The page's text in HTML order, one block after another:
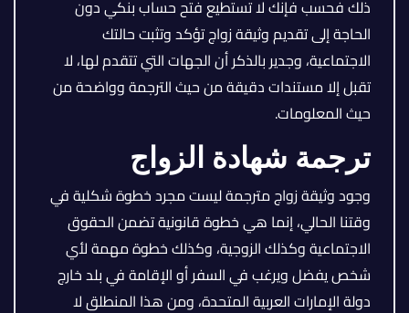
ذلك فحسب فإنك لا تستطيع فتح حساب بنكي دون
الحاجة إلى تقديم وثيقة زواج تؤكد وتثبت حالتك
الاجتماعية، وجدير بالذكر أن الجهات التي تتقدم لها، لا
تقبل إلا مستندات دقيقة من حيث الترجمة وواضحة من
حيث المعلومات.
ترجمة شهادة الزواج
وجود وثيقة زواج مترجمة ليست مجرد خطوة شكلية في
وقتنا الحالي، إنما هي خطوة قانونية تضمن الحقوق
الاجتماعية وكذلك الزوجية، وكذلك خطوة مهمة لأي
شخص يفضل ويرغب في السفر أو الإقامة في بلد خارج
دولة الإمارات العربية المتحدة، ومن هذا المنطلق لا